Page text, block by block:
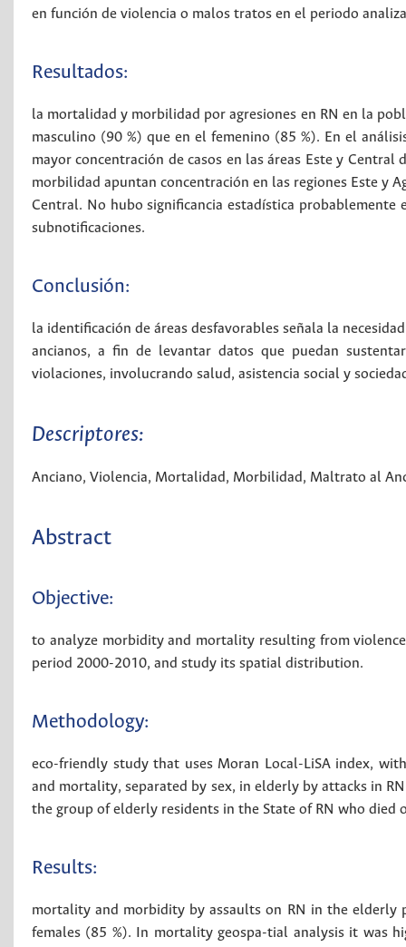
en función de violencia o malos tratos en el periodo
Resultados:
la mortalidad y morbilidad por agresiones en RN en la
masculino (90 %) que en el femenino (85 %). En el
mayor concentración de casos en las áreas Este y
morbilidad apuntan concentración en las regiones Este y
Central. No hubo significancia estadística
subnotificaciones.
Conclusión:
la identificación de áreas desfavorables señala la
ancianos, a fin de levantar datos que puedan
violaciones, involucrando salud, asistencia social y
Descriptores:
Anciano, Violencia, Mortalidad, Morbilidad, Maltrato al
Abstract
Objective:
to analyze morbidity and mortality resulting from
period 2000-2010, and study its spatial distribution.
Methodology:
eco-friendly study that uses Moran Local-LiSA index,
and mortality, separated by sex, in elderly by attacks in
the group of elderly residents in the State of RN who died
Results:
mortality and morbidity by assaults on RN in the elderly
females (85 %). In mortality geospa-tial analysis it was